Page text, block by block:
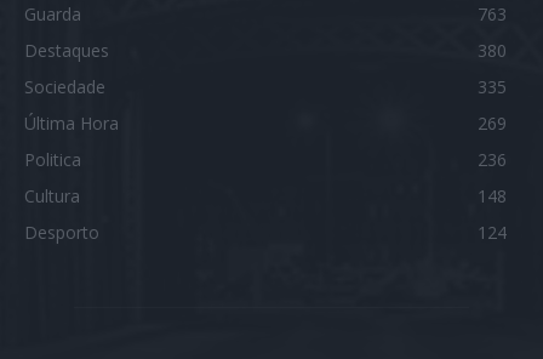
Guarda
763
Destaques
380
Sociedade
335
Última Hora
269
Politica
236
Cultura
148
Desporto
124